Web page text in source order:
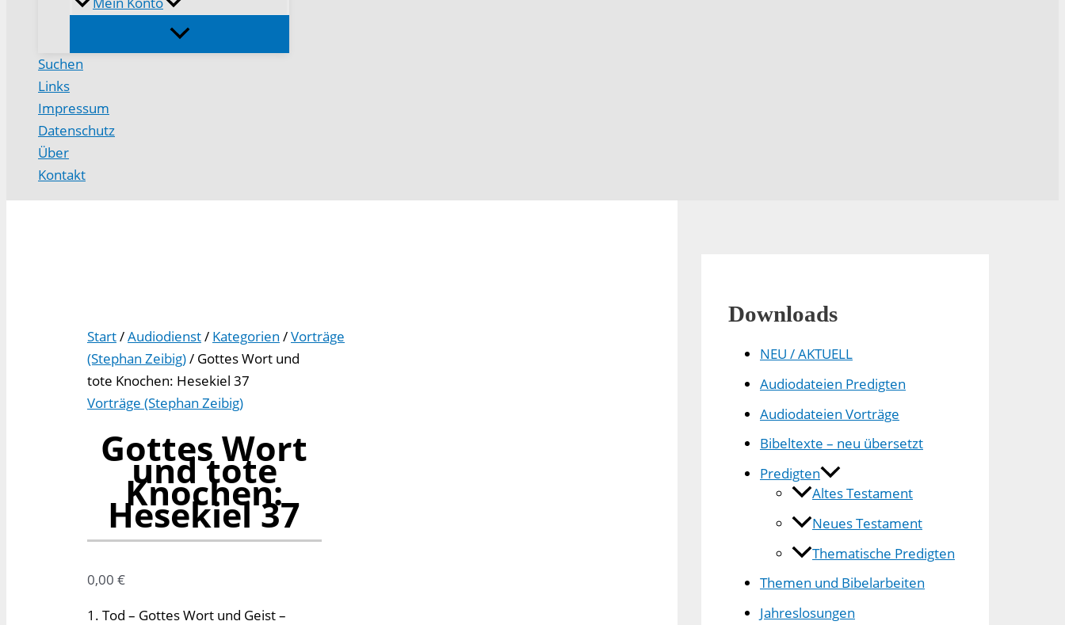
Suchen
Links
Impressum
Datenschutz
Über
Kontakt
Start/Audiodienst/ Kategorien /Vorträge
(Stephan Zeibig)/ Gottes Wort und
tote Knochen: Hesekiel 37
Vorträge (Stephan Zeibig)
Gottes Wort
und tote
Knochen:
Hesekiel 37
0,00 €
1. Tod – Gottes Wort und Geist –
Downloads
NEU / AKTUELL
Audiodateien Predigten
Audiodateien Vorträge
Bibeltexte – neu übersetzt
Predigten
Altes Testament
Neues Testament
Thematische Predigten
Themen und Bibelarbeiten
Jahreslosungen